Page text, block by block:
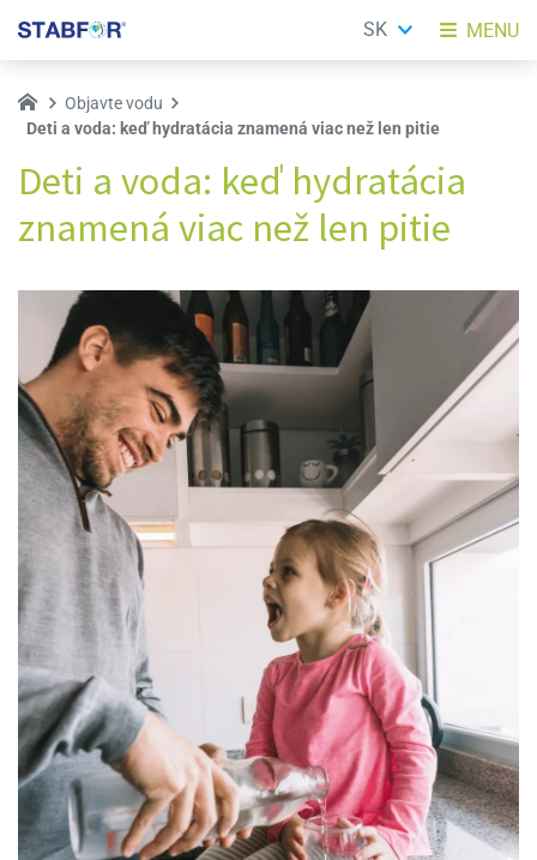
Objavte vodu
Deti a voda: keď hydratácia znamená viac než len pitie
Deti a voda: keď hydratácia
znamená viac než len pitie
MENU
SK